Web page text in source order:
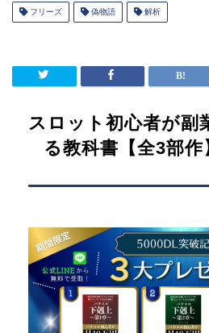
フリーズ 偽物語 解析
スロット初心者が副
る教科書【全3部